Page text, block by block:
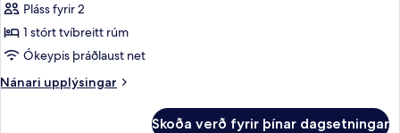
fyrir
Apartment
Pláss fyrir 2
1 stórt tvíbreitt rúm
Ókeypis þráðlaust net
Nánari upplýsingar
Nánari
Skoða verð fyrir þínar dagsetningar